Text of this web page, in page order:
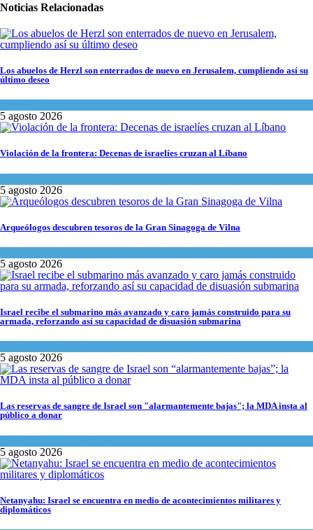
Noticias Relacionadas
Los abuelos de Herzl son enterrados de nuevo en Jerusalem, cumpliendo así su
último deseo
5 agosto 2026
Violación de la frontera: Decenas de israelíes cruzan al Líbano
5 agosto 2026
Arqueólogos descubren tesoros de la Gran Sinagoga de Vilna
5 agosto 2026
Israel recibe el submarino más avanzado y caro jamás construido para su
armada, reforzando así su capacidad de disuasión submarina
5 agosto 2026
Las reservas de sangre de Israel son "alarmantemente bajas"; la MDA insta al
público a donar
5 agosto 2026
Netanyahu: Israel se encuentra en medio de acontecimientos militares y
diplomáticos